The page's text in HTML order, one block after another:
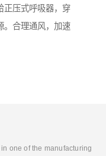
正压式呼吸器，穿
。合理通风，加速
one of the manufacturing